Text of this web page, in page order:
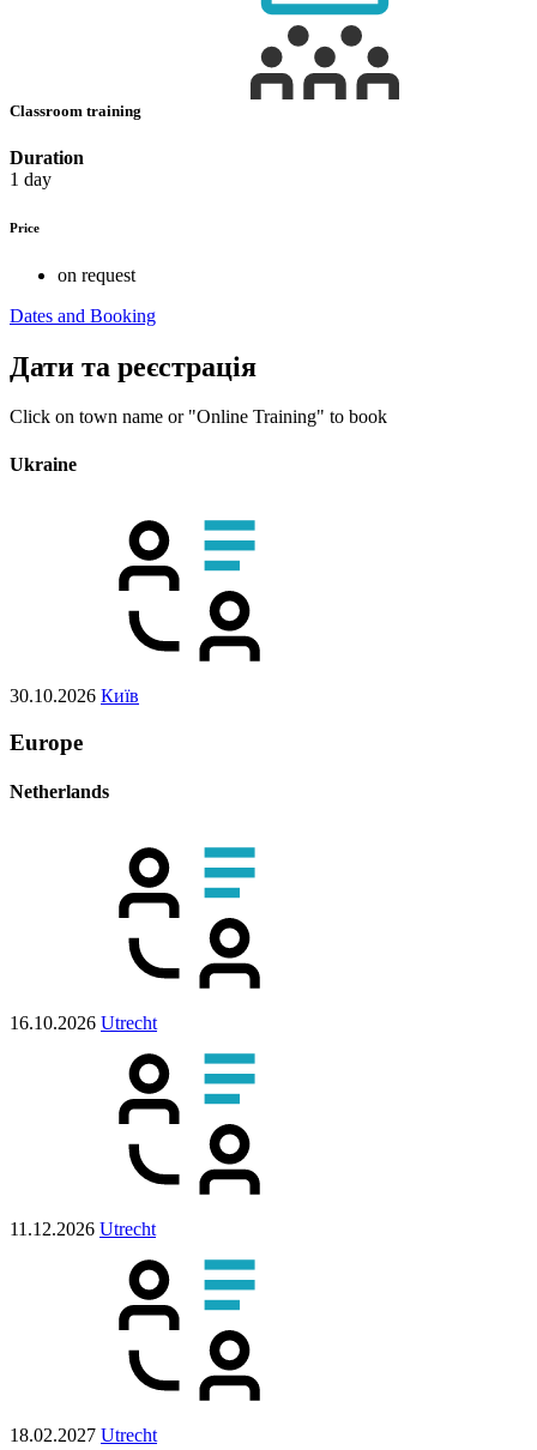
Classroom training
Duration
1 day
Price
on request
Dates and Booking
Дати та реєстрація
Click on town name or "Online Training" to book
Ukraine
30.10.2026 Київ
Europe
Netherlands
16.10.2026 Utrecht
11.12.2026 Utrecht
18.02.2027 Utrecht